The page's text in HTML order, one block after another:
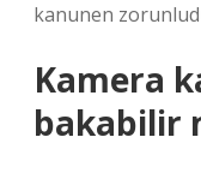
kanunen
Kamera
bakabilir